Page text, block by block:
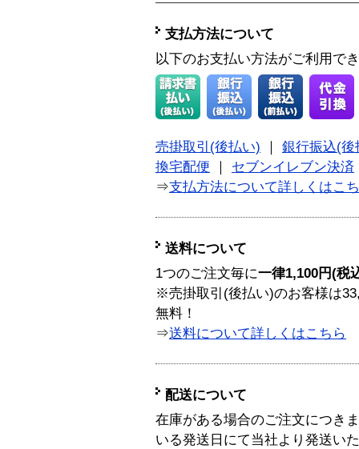
支払方法について
以下のお支払い方法がご利用で
売掛取引(後払い) ｜ 銀行振込(後
換宅配便 ｜ セブンイレブン決済
⇒支払方法について詳しくはこ
送料について
1つのご注文毎に一律1,100円(税
※売掛取引(後払い)のお客様は
無料！
⇒送料について詳しくはこちら
配送について
在庫がある場合のご注文につき
いる発送日にて当社より発送い